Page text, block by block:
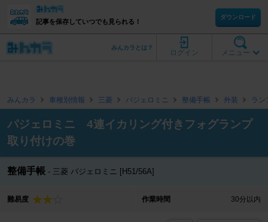
記事を保存していつでも見られる！
ダウンロード
メニュー
ログイン
みんカラとは？
みんカラ 車種別情報 三菱 パジェロミニ 整備手帳 外装 ラン
パジェロミニ 4連イカリング付きフォグランプ
取り付けの巻
整備手帳 三菱 パジェロミニ [H51/56A]
難易度 作業時間 30分以内